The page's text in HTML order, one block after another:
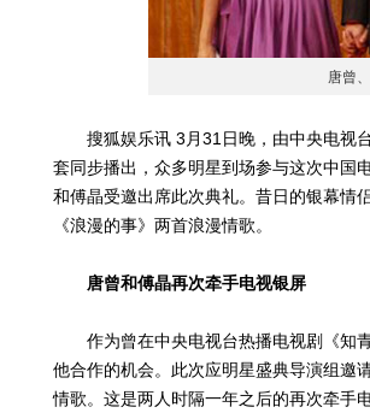
唐曾
搜狐娱乐讯 3月31日晚，由中央电视台
套同步播出，众多明星到场参与这次中国
和傅晶受邀出席此次典礼。昔日的银幕情
《浪漫的事》两首浪漫情歌。
唐曾和傅晶再次牵手电视银屏
作为曾在中央电视台热播电视剧《知青
他合作的机会。此次应明星盛典导演组邀
情歌。这是两人时隔一年之后的再次牵手